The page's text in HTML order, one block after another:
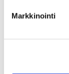
Markkinointi